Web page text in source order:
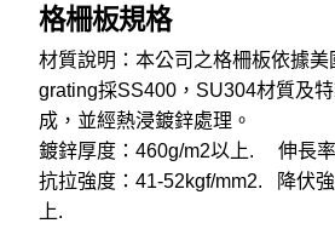
格柵板規格
材質說明：本公司之格柵板依據美
grating採SS400，SU304材質及
成，並經熱浸鍍鋅處理。
鍍鋅厚度：460g/m2以上. 伸長
抗拉強度：41-52kgf/mm2. 降伏
上.